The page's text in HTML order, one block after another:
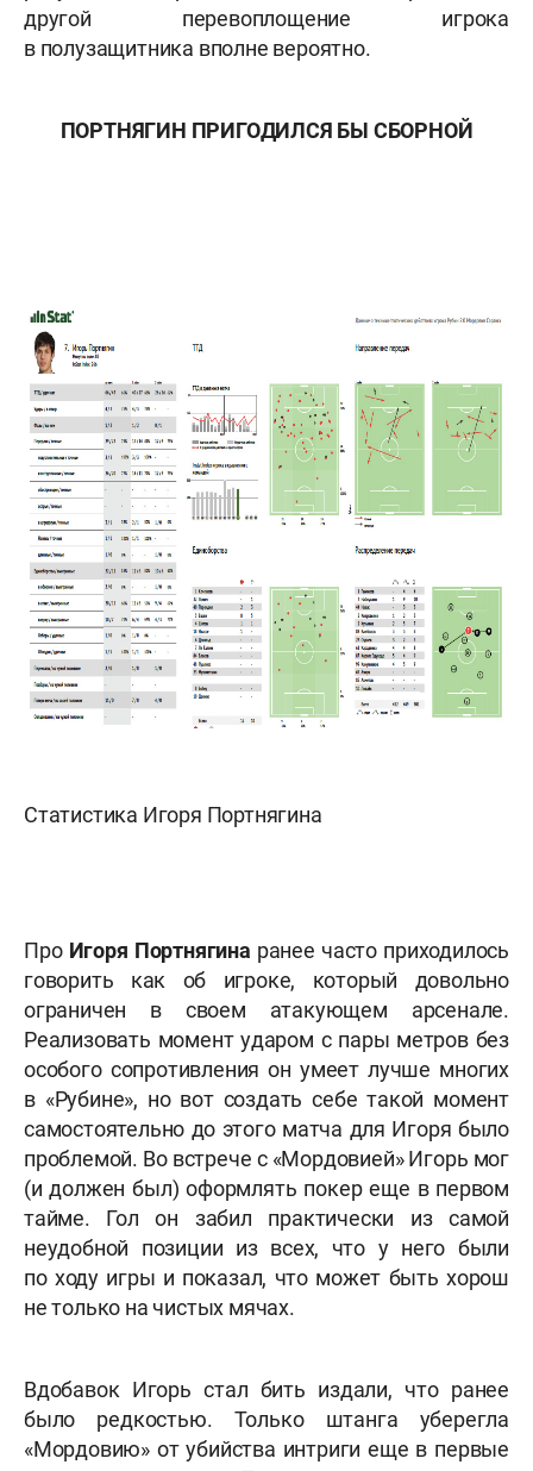
другой перевоплощение игрока
в полузащитника вполне вероятно.
ПОРТНЯГИН ПРИГОДИЛСЯ БЫ СБОРНОЙ
Статистика Игоря Портнягина
Про Игоря Портнягина ранее часто приходилось
говорить как об игроке, который довольно
ограничен в своем атакующем арсенале.
Реализовать момент ударом с пары метров без
особого сопротивления он умеет лучше многих
в «Рубине», но вот создать себе такой момент
самостоятельно до этого матча для Игоря было
проблемой. Во встрече с «Мордовией» Игорь мог
(и должен был) оформлять покер еще в первом
тайме. Гол он забил практически из самой
неудобной позиции из всех, что у него были
по ходу игры и показал, что может быть хорош
не только на чистых мячах.
Вдобавок Игорь стал бить издали, что ранее
было редкостью. Только штанга уберегла
«Мордовию» от убийства интриги еще в первые